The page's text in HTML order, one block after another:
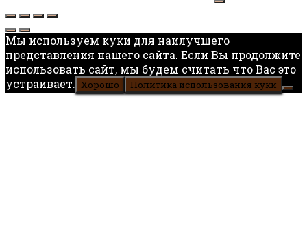
Мы используем куки для наилучшего
представления нашего сайта. Если Вы продолжите
использовать сайт, мы будем считать что Вас это
устраивает. Хорошо Политика использования куки